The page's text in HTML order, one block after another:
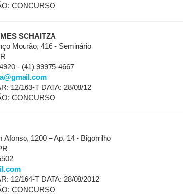
CONCURSO
SCHAITZA
Mourão, 416 - Seminário
- (41) 99975-4667
12/163-T DATA: 28/08/12
CONCURSO
Afonso, 1200 – Ap. 14 - Bigorrilho
12/164-T DATA: 28/08/2012
CONCURSO